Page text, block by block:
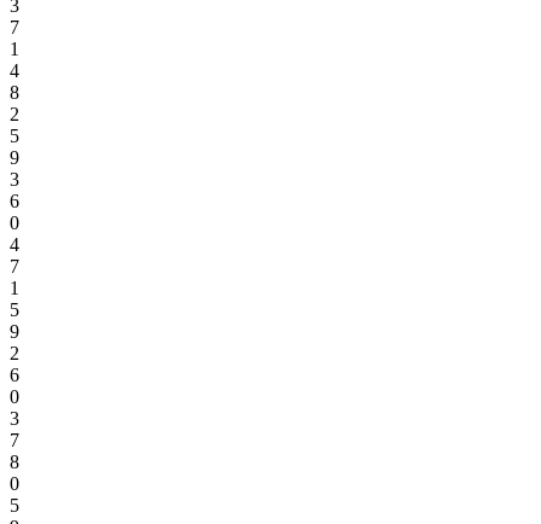
3
7
1
4
8
2
5
9
3
6
0
4
7
1
5
9
2
6
0
3
7
8
0
5